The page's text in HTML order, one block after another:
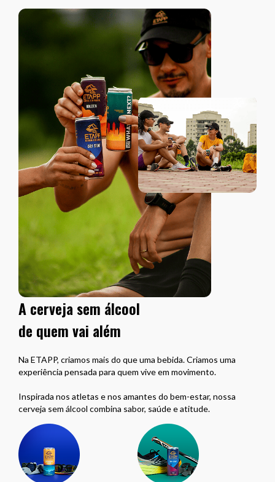
A cerveja sem álcool
de quem vai além
Na ETAPP, criamos mais do que uma bebida. Criamos uma
experiência pensada para quem vive em movimento.
Inspirada nos atletas e nos amantes do bem-estar, nossa
cerveja sem álcool combina sabor, saúde e atitude.